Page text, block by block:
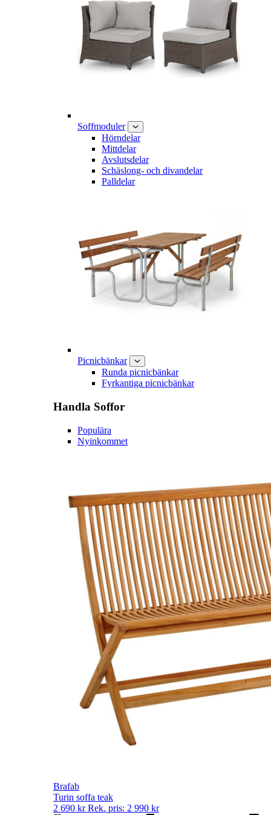
Soffmoduler
Hörndelar
Mittdelar
Avslutsdelar
Schäslong- och divandelar
Palldelar
Picnicbänkar
Runda picnicbänkar
Fyrkantiga picnicbänkar
Handla Soffor
Populära
Nyinkommet
Brafab
Turin soffa teak
2 690 kr Rek. pris: 2 990 kr